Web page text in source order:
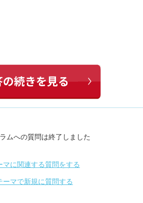
ムへの質問は終了しました
マに関連する質問をする
ーマで新規に質問する